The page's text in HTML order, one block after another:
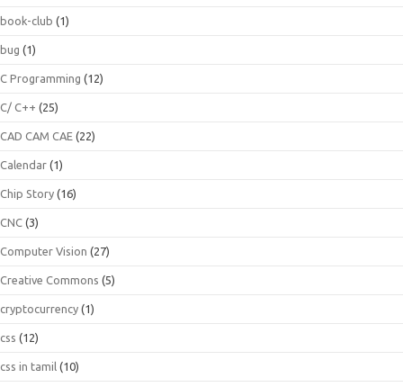
book-club (1)
bug (1)
C Programming (12)
C/ C++ (25)
CAD CAM CAE (22)
Calendar (1)
Chip Story (16)
CNC (3)
Computer Vision (27)
Creative Commons (5)
cryptocurrency (1)
css (12)
css in tamil (10)